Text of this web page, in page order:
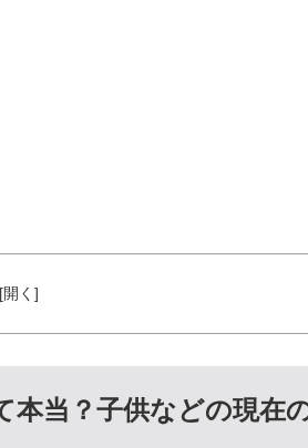
本当？子供などの現在